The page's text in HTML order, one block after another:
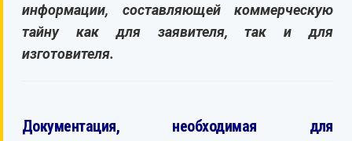
информации, составляющей коммерческую
тайну как для заявителя, так и для
изготовителя.
Документация, необходимая для